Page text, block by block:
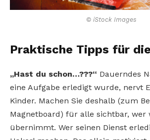
© iStock Images
Praktische Tipps für
„Hast du schon…???“ Dauerndes
eine Aufgabe erledigt wurde, nervt
Kinder. Machen Sie deshalb (zum
Magnetboard) für alle sichtbar, wer
übernimmt. Wer seinen Dienst